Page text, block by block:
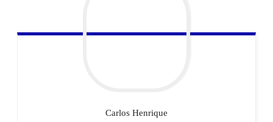
Carlos Henrique